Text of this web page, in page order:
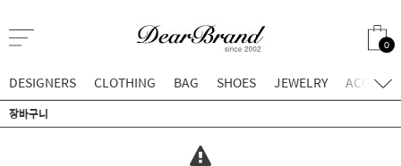
0
DESIGNERS CLOTHING BAG SHOES JEWELRY
장바구니